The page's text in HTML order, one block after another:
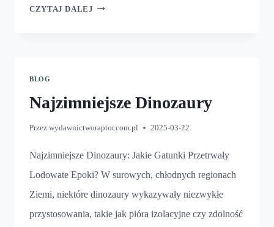
CZYTAJ DALEJ PIERWSZY
BLOG
Najzimniejsze Dinozaury
Przez wydawnictworaptor.com.pl 2025-03-22
Najzimniejsze Dinozaury: Jakie Gatunki Przetrwały
Lodowate Epoki? W surowych, chłodnych regionach
Ziemi, niektóre dinozaury wykazywały niezwykłe
przystosowania, takie jak pióra izolacyjne czy zdolność